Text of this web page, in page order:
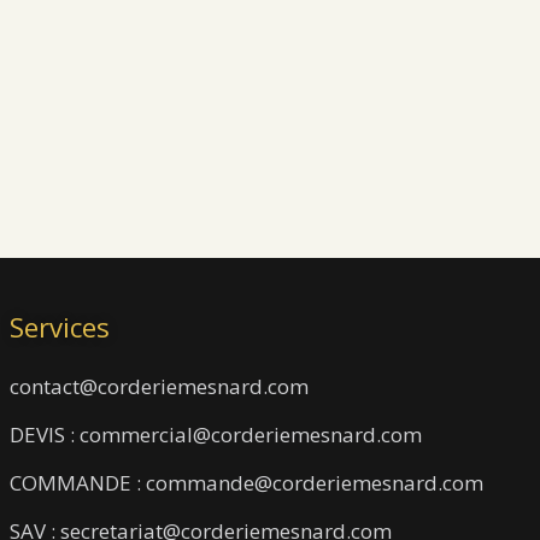
Services
contact@corderiemesnard.com
DEVIS : commercial@corderiemesnard.com
COMMANDE : commande@corderiemesnard.com
SAV : secretariat@corderiemesnard.com